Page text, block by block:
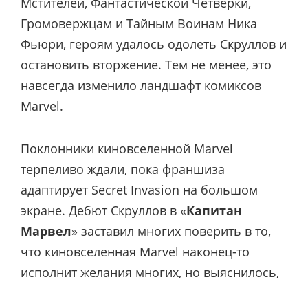
Громовержцам и Тайным Воинам Ника
Фьюри, героям удалось одолеть Скруллов и
остановить вторжение. Тем не менее, это
навсегда изменило ландшафт комиксов
Marvel.
Поклонники киновселенной Marvel
терпеливо ждали, пока франшиза
адаптирует Secret Invasion на большом
экране. Дебют Скруллов в «Капитан
Марвел» заставил многих поверить в то,
что киновселенная Marvel наконец-то
исполнит желания многих, но выяснилось,